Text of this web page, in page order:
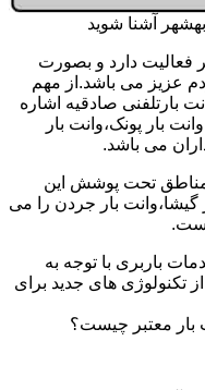
آشنا شوید
فعالیت دارد و بصورت
عزیز می باشد.از مهم
بارتلفنی صادقیه اشاره
بار پونک،وانت بار
می باشد.
مناطق تحت پوشش این
گیشا،وانت بار جردن را می
باربری با توجه به
تکنولوژی های جدید برای
بار معتبر چیست؟